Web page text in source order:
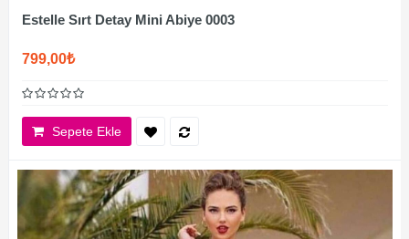
Estelle Sırt Detay Mini Abiye 0003
799,00₺
Sepete Ekle